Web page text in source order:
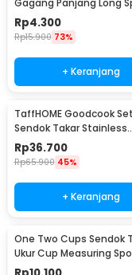
Stainless Steel - RR-11
Rp4.300
Rp15.900 73%
+ Keranjang
TaffHOME Goodcook Set
Sendok Takar Stainless
Measuring Spoon 8 PCS -
Rp36.700
Rp65.900 45%
+ Keranjang
One Two Cups Sendok
Ukur Cup Measuring
PCS - 16799